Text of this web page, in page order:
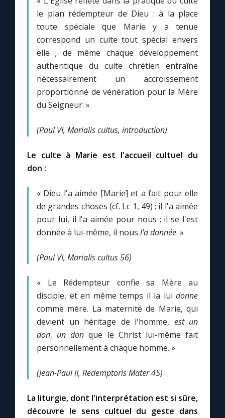
le plan rédempteur de Dieu : à la place
toute spéciale que Marie y a tenue
correspond un culte tout spécial envers
elle ; de même chaque développement
authentique du culte chrétien entraîne
nécessairement un accroissement
proportionné de vénération pour la Mère
du Seigneur. »
(Paul VI, Marialis cultus, introduction)
Le culte à Marie est l'accueil cultuel du
don :
« Dieu l'a aimée [Marie] et a fait pour elle
de grandes choses (cf. Lc 1, 49) ; il l'a aimée
pour lui, il l'a aimée pour nous ; il se l'est
donnée à lui-même, il nous l'a donnée. »
(Paul VI, Marialis cultus 56)
« Le Rédempteur confie sa Mère au
disciple, et en même temps il la lui donne
comme mère. La maternité de Marie, qui
devient un héritage de l'homme, est un
don, un don que le Christ lui-même fait
personnellement à chaque homme. »
(Jean-Paul II, Redemptoris Mater 45)
La liturgie, dont l'interprétation est si sûre,
découvre le sens cultuel du geste dans